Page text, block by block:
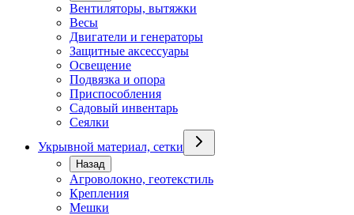
Вентиляторы, вытяжки
Весы
Двигатели и генераторы
Защитные аксессуары
Освещение
Подвязка и опора
Приспособления
Садовый инвентарь
Сеялки
Укрывной материал, сетки
Назад
Агроволокно, геотекстиль
Крепления
Мешки